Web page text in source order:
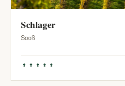
Schlager
Sooß